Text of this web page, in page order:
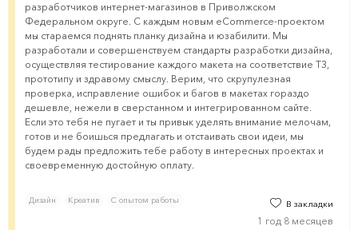
разработчиков интернет-магазинов в Приволжском
Федеральном округе. С каждым новым eCommerce-проектом
мы стараемся поднять планку дизайна и юзабилити. Мы
разработали и совершенствуем стандарты разработки дизайна,
осуществляя тестирование каждого макета на соответствие ТЗ,
прототипу и здравому смыслу. Верим, что скрупулезная
проверка, исправление ошибок и багов в макетах гораздо
дешевле, нежели в сверстанном и интегрированном сайте.
Если это тебя не пугает и ты привык уделять внимание мелочам,
готов и не боишься предлагать и отстаивать свои идеи, мы
будем рады предложить тебе работу в интересных проектах и
своевременную достойную оплату.
Дизайн Креатив С опытом работы В закладки
1 год 8 месяцев